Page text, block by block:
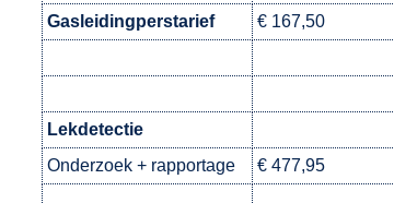
Gasleidingperstarief € 167,50
Lekdetectie
Onderzoek + rapportage
€ 477,95